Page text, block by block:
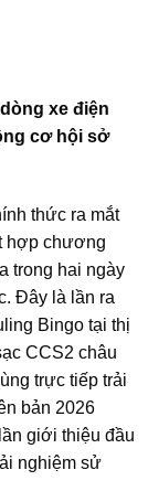
xe điện
cơ hội sở
thức ra mắt
hợp chương
trong hai ngày
Đây là lần ra
Bingo tại thị
CCS2 châu
trực tiếp trải
bản 2026
giới thiệu đầu
nghiệm sử